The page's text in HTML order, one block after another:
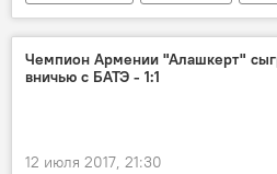
Борисов
БАТЭ
Лига
матч
квалификация
Чемпион Армении "Алашкерт"
вничью с БАТЭ - 1:1
12 июля 2017, 21:30